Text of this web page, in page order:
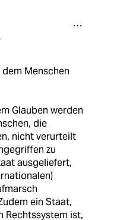
Menschen
Glauben werden
die
nicht verurteilt
zu
ausgeliefert,
ein Staat,
Rechtssystem ist,